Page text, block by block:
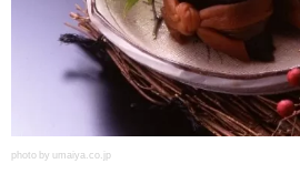
photo by umaiya.co.jp